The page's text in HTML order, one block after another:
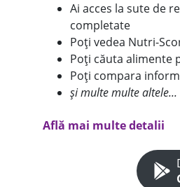
Ai acces la sute de
completate
Poți vedea Nutri-
Poți căuta alimente
Poți compara
și multe multe altele...
Află mai multe detalii